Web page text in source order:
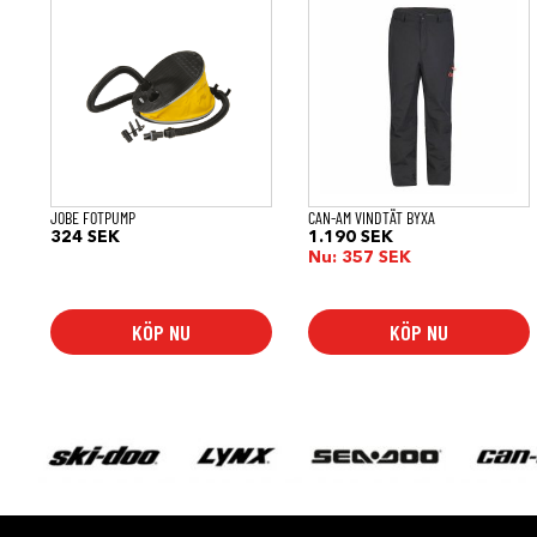
JOBE FOTPUMP
324 SEK
KÖP NU
CAN-AM VINDTÄT BYXA
1.190SEK
Nu: 357SEK
KÖP NU
produkten
på
produktsidan